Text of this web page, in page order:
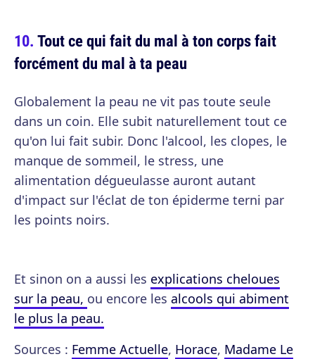
Tout ce qui fait du mal à ton corps fait
forcément du mal à ta peau
Globalement la peau ne vit pas toute seule
dans un coin. Elle subit naturellement tout ce
qu'on lui fait subir. Donc l'alcool, les clopes, le
manque de sommeil, le stress, une
alimentation dégueulasse auront autant
d'impact sur l'éclat de ton épiderme terni par
les points noirs.
Et sinon on a aussi les explications cheloues
sur la peau, ou encore les alcools qui abiment
le plus la peau.
Sources : Femme Actuelle, Horace, Madame Le